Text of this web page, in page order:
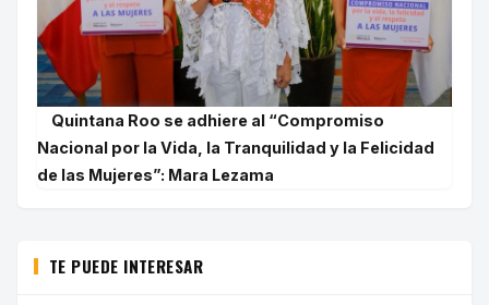
Quintana Roo se adhiere al “Compromiso
Nacional por la Vida, la Tranquilidad y la Felicidad
de las Mujeres”: Mara Lezama
TE PUEDE INTERESAR